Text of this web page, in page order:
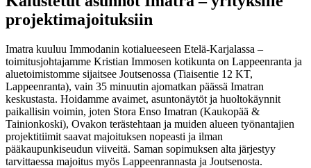
projektimajoituksiin
Imatra kuuluu Immodanin kotialueeseen Etelä-Karjalassa –
toimitusjohtajamme Kristian Immosen kotikunta on Lappeenranta ja
aluetoimistomme sijaitsee Joutsenossa (Tiaisentie 12 KT,
Lappeenranta), vain 35 minuutin ajomatkan päässä Imatran
keskustasta. Hoidamme avaimet, asuntonäytöt ja huoltokäynnit
paikallisin voimin, joten Stora Enso Imatran (Kaukopää &
Tainionkoski), Ovakon terästehtaan ja muiden alueen työnantajien
projektitiimit saavat majoituksen nopeasti ja ilman
pääkaupunkiseudun viiveitä. Saman sopimuksen alta järjestyy
tarvittaessa majoitus myös Lappeenrannasta ja Joutsenosta.